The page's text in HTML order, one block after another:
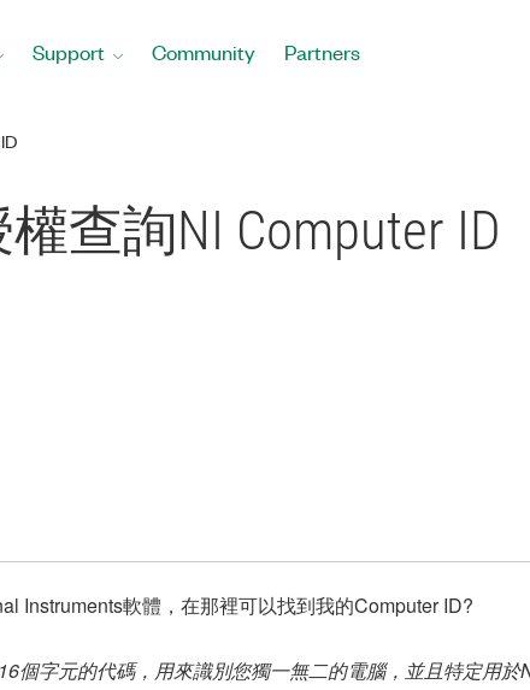
Support Community Partners
查詢NI Computer ID
Instruments軟體，在那裡可以找到我的Computer ID?
個字元的代碼，用來識別您獨一無二的電腦，並且特定用於